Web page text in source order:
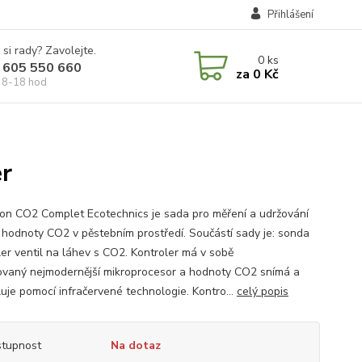
Přihlášení
rady? Zavolejte.
550 660
8-18 hod
0ks
za 0 Kč
CO2 Complet Ecotechnics je sada pro měření a udržování
CO2 v pěstebním prostředí. Součástí sady je: sonda
ventil na láhev s CO2. Kontroler má v sobě
nejmodernější mikroprocesor a hodnoty CO2 snímá a
pomocí infračervené technologie. Kontro... celý popis
Na dotaz